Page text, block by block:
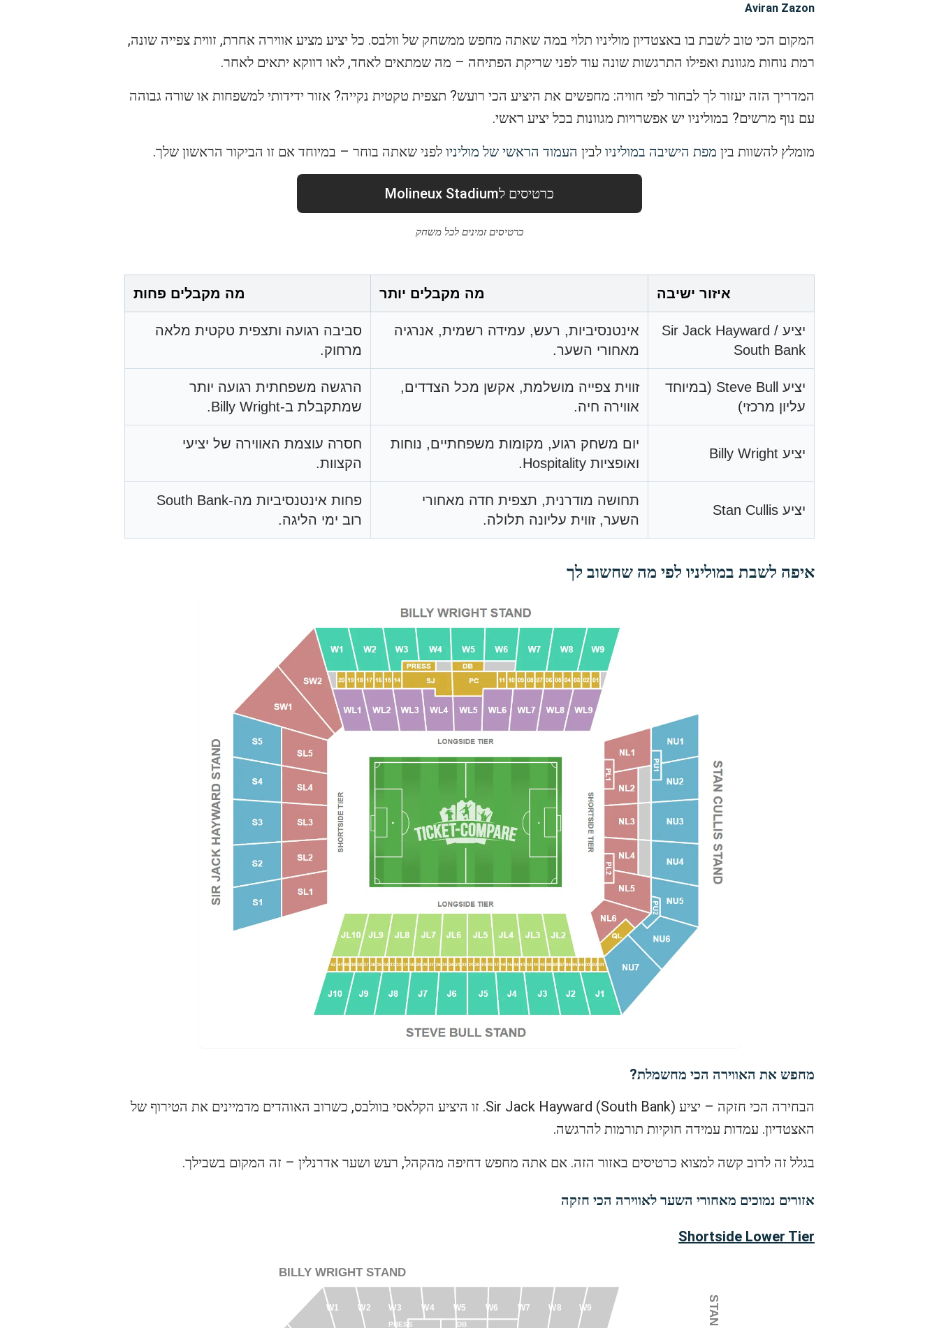
Aviran Zazon
המקום הכי טוב לשבת בו באצטדיון מוליניו תלוי במה שאתה מחפש ממשחק של וולבס. כל יציע מציע אווירה אחרת, זווית צפייה שונה,
רמת נוחות מגוונת ואפילו התרגשות שונה עוד לפני שריקת הפתיחה – מה שמתאים לאחד, לאו דווקא יתאים לאחר.
המדריך הזה יעזור לך לבחור לפי חוויה: מחפשים את היציע הכי רועש? תצפית טקטית נקייה? אזור ידידותי למשפחות או שורה גבוהה
עם נוף מרשים? במוליניו יש אפשרויות מגוונות בכל יציע ראשי.
מומלץ להשוות בין מפת הישיבה במוליניו לבין העמוד הראשי של מוליניו לפני שאתה בוחר – במיוחד אם זו הביקור הראשון שלך.
כרטיסים לMolineux Stadium
כרטיסים זמינים לכל משחק
איזור ישיבה מה מקבלים יותר מה מקבלים פחות
יציע Sir Jack Hayward /
South Bank
אינטנסיביות, רעש, עמידה רשמית, אנרגיה
מאחורי השער.
סביבה רגועה ותצפית טקטית מלאה
מרחוק.
יציע Steve Bull (במיוחד
עליון מרכזי)
זווית צפייה מושלמת, אקשן מכל הצדדים,
אווירה חיה.
הרגשה משפחתית רגועה יותר
שמתקבלת ב-Billy Wright.
יציע Billy Wright
יום משחק רגוע, מקומות משפחתיים, נוחות
ואופציות Hospitality.
חסרה עוצמת האווירה של יציעי
הקצוות.
יציע Stan Cullis
תחושה מודרנית, תצפית חדה מאחורי
השער, זווית עליונה תלולה.
פחות אינטנסיביות מה-South Bank
רוב ימי הליגה.
איפה לשבת במוליניו לפי מה שחשוב לך
מחפש את האווירה הכי מחשמלת?
הבחירה הכי חזקה – יציע Sir Jack Hayward (South Bank). זו היציע הקלאסי בוולבס, כשרוב האוהדים מדמיינים את הטירוף של
האצטדיון. עמדות עמידה חוקיות תורמות להרגשה.
בגלל זה לרוב קשה למצוא כרטיסים באזור הזה. אם אתה מחפש דחיפה מהקהל, רעש ושער אדרנלין – זה המקום בשבילך.
אזורים נמוכים מאחורי השער לאווירה הכי חזקה
Shortside Lower Tier
BILLY WRIGHT STAND
W1 W2 W3 W4 W5 W6 W7 W8 W9
PRESS DB